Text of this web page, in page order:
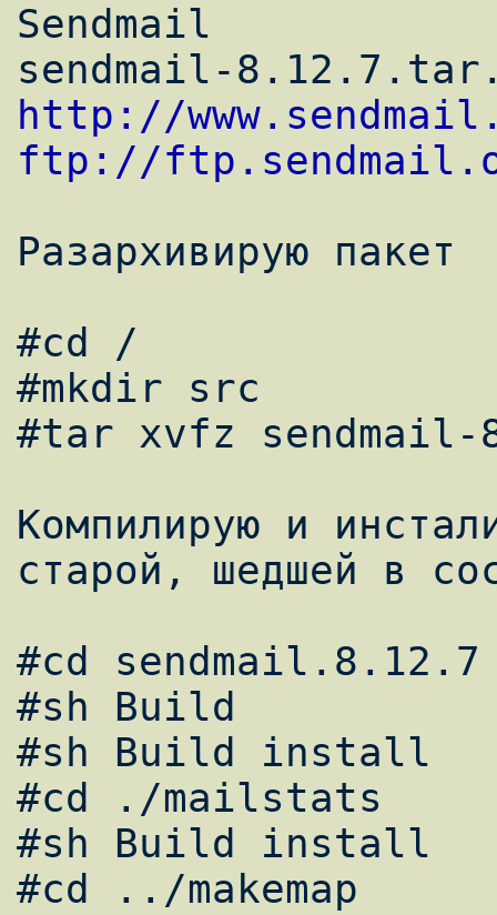
Sendmail
http://
ftp://
Разархивирую пакет
#cd /
#mkdir src
#tar xvfz
Компилирую и
старой, шедшей в
#cd
#sh Build
#sh Build install
#cd ./mailstats
#sh Build install
#cd ../makemap